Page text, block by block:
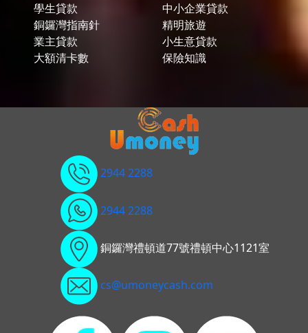
學生貸款
中小企業貸款
銅鑼灣指南針
精明旅遊
業主貸款
小生意貸款
大額清卡數
保險知識
2944 2288
2944 2288
銅鑼灣禮頓道77號禮頓中心1121室
cs@umoneycash.com